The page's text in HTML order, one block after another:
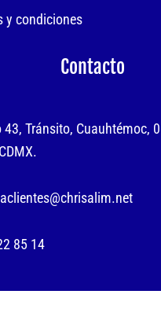
y condiciones
Contacto
43, Tránsito, Cuauhtémoc,
85 14